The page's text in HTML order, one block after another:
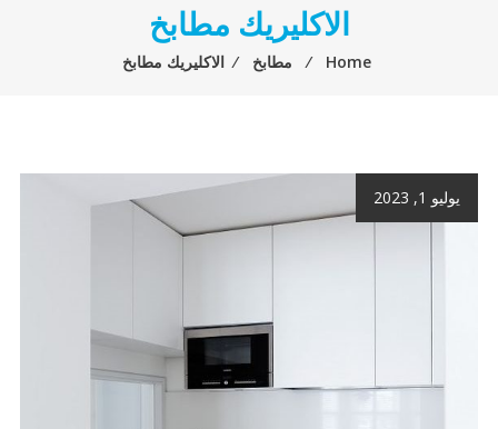
الاكليريك مطابخ
Home
⁄ مطابخ ⁄ الاكليريك مطابخ
يوليو 1, 2023